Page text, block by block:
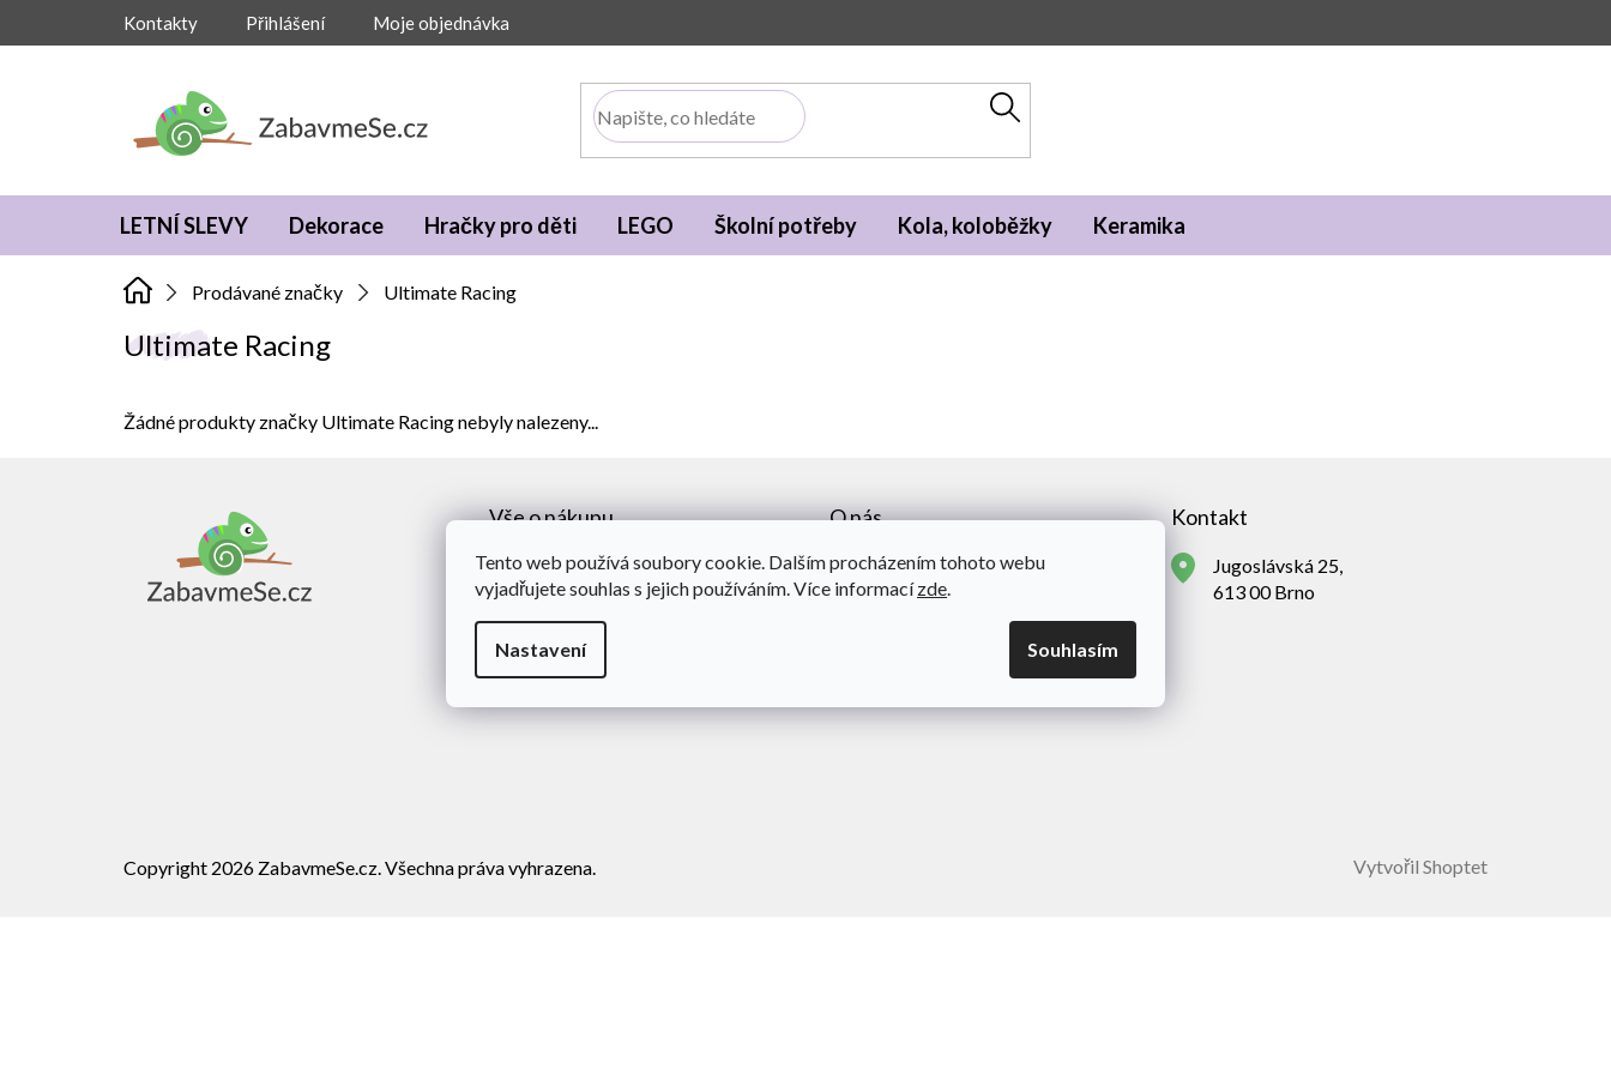
Tento web používá soubory cookie. Dalším procházením tohoto webu
vyjadřujete souhlas s jejich používáním. Více informacízde.
Nastavení Souhlasím
Kontakty Přihlášení Moje objednávka
LETNÍ SLEVY Dekorace Hračky pro děti LEGO Školní potřeby Kola, koloběžky Keramika
Prodávané značky Ultimate Racing
Ultimate Racing
Žádné produkty značky Ultimate Racingnebyly nalezeny...
Vše o nákupu
Obchodní podmínky
Doprava a platba
O nás
Novinky
Kontakty
Kontakt
Jugoslávská 25,
613 00 Brno
Vytvořil Shoptet
Copyright 2026 ZabavmeSe.cz. Všechna práva vyhrazena.